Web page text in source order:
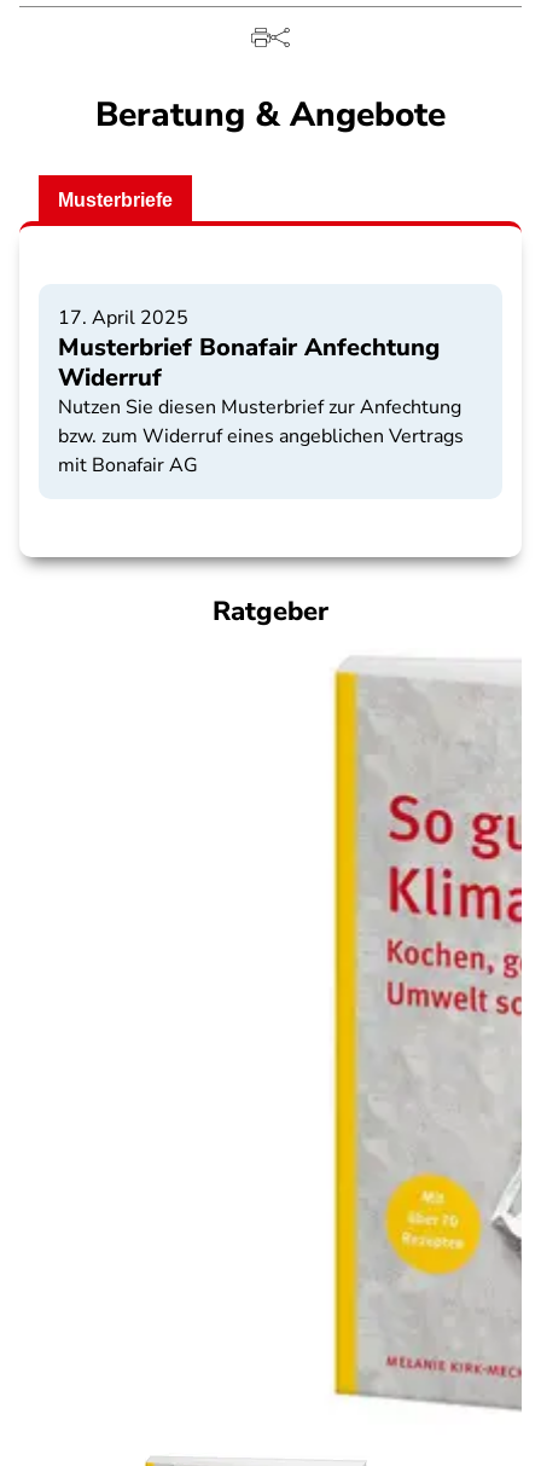
Beratung & Angebote
Musterbriefe
17. April 2025
Musterbrief Bonafair Anfechtung
Widerruf
Nutzen Sie diesen Musterbrief zur Anfechtung
bzw. zum Widerruf eines angeblichen Vertrags
mit Bonafair AG
Ratgeber